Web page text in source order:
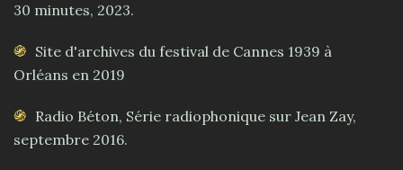
30 minutes, 2023.
Site d'archives du festival de Cannes 1939 à
Orléans en 2019
Radio Béton, Série radiophonique sur Jean Zay,
septembre 2016.